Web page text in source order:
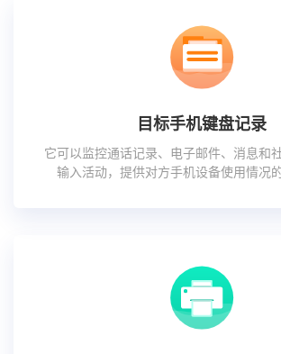
目标手机键盘记录
它可以监控通话记录、电子邮件、消息和
输入活动，提供对方手机设备使用情况